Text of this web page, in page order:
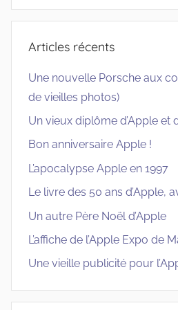
:
Articles récents
Une nouvelle Porsche aux
de vieilles photos)
Un vieux diplôme d’Apple et
Bon anniversaire Apple !
L’apocalypse Apple en 1997
Le livre des 50 ans d’Apple,
Un autre Père Noël d’Apple
L’affiche de l’Apple Expo de
Une vieille publicité pour